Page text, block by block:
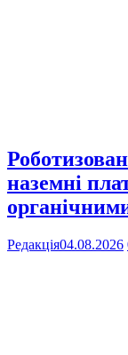
наземні
Редакція04.08.2026